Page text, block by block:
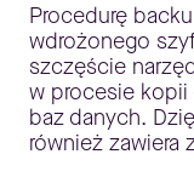
Procedurę
wdrożonego
szczęście
w procesie kopii
baz danych.
również zawiera